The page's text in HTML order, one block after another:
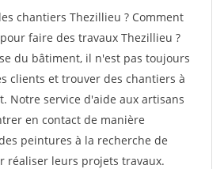
chantiers Thezillieu ? Comment
faire des travaux Thezillieu ?
du bâtiment, il n'est pas toujours
clients et trouver des chantiers à
Notre service d'aide aux artisans
en contact de manière
peintures à la recherche de
réaliser leurs projets travaux.